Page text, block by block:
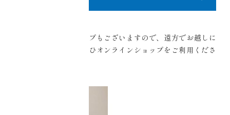
またオンラインショップもございますので、遠方でお越しに
なるのが難しい方はぜひオンラインショップをご利用くださ